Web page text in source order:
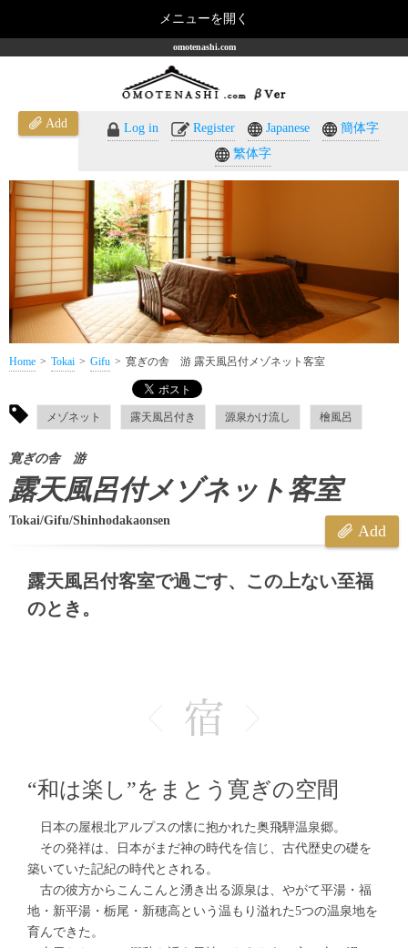
omotenashi.com
Add Log in Register Japanese
簡体字
繁体字
Home Tokai Gifu 寛ぎの舎 游 露天風呂付メゾネット客室
メゾネット 露天風呂付き 源泉かけ流し 檜風呂
寛ぎの舎 游
露天風呂付メゾネット客室
Add
Tokai/Gifu/Shinhodakaonsen
露天風呂付客室で過ごす、この上ない至福
のとき。
“和は楽し”をまとう寛ぎの空間
日本の屋根北アルプスの懐に抱かれた奥飛騨温泉郷。
その発祥は、日本がまだ神の時代を信じ、古代歴史の礎を
築いていた記紀の時代とされる。
古の彼方からこんこんと湧き出る源泉は、やがて平湯・福
地・新平湯・栃尾・新穂高という温もり溢れた5つの温泉地を
育んできた。
メニューを開く